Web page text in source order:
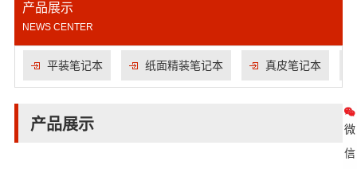
微
信
产品展示
NEWS CENTER
平装笔记本 纸面精装笔记本 真皮笔记本
产品展示